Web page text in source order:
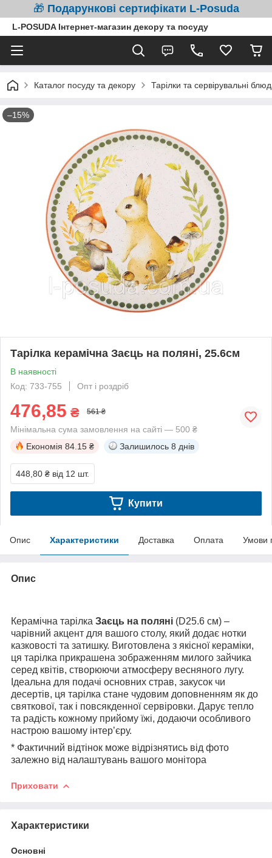
🎁 Подарункові сертифікати L-Posuda
L-POSUDA Інтернет-магазин декору та посуду
Каталог посуду та декору Тарілки та сервірувальні
–15%
Тарілка керамічна Заєць на поляні, 25.6см
В наявності
Код: 733-755
Опт і роздріб
476,85 ₴ 561 ₴
Мінімальна сума замовлення на сайті — 500 ₴
Економія 84.15 ₴ Залишилось 8 днів
448,80 ₴ від 12 шт.
Купити
Опис Характеристики Доставка Оплата Умови
Опис
Керамічна тарілка Заєць на поляні (D25.6 см) –
чарівний акцент для вашого столу, який додає нотки
казковості та затишку. Виготовлена з якісної кераміки,
ця тарілка прикрашена зображенням милого зайчика
серед квітів, створюючи атмосферу весняного лугу.
Ідеальна для подачі основних страв, закусок чи
десертів, ця тарілка стане чудовим доповненням як до
святкової, так і повсякденної сервіровки. Дарує тепло
та радість кожному прийому їжі, додаючи особливого
настрою вашому інтер’єру.
* Фактичний відтінок може відрізнятись від фото
залежно від налаштувань вашого монітора
Приховати
Характеристики
Основні